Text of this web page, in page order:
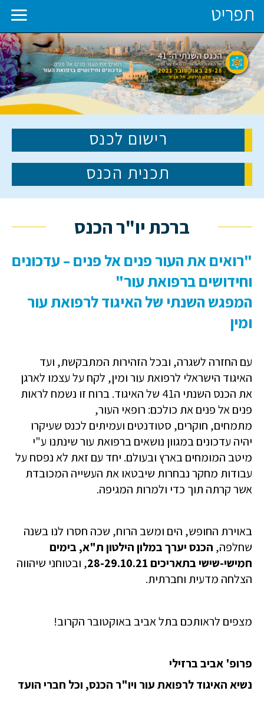
תפריט
השנתי
ומין
רישום לכנס
תכנית הכנס
ברכת יו"ר הכנס
"רואים את העור פנים אל פנים – עדכונים
וחידושים ברפואת עור"
המפגש השנתי של האיגוד לרפואת עור
ומין
עם החזרה לשגרה, ובכל הזהירות המתבקשת, ועד
האיגוד הישראלי לרפואת עור ומין, לקח על עצמו לארגן
את הכנס השנתי ה41 של האיגוד. ברוח זו נשמח לראות
פנים אל פנים את כולכם: רופאי העור,
מתמחים, חוקרים, סטודנטים ועמיתים לכנס שעיקרו
יהיה עדכונים במגוון נושאים ברפואת עור שינתנו ע"י
מיטב המומחים בארץ ובעולם. יחד עם זאת לא נפסח על
עבודות מחקר נבחרות שיבטאו את העשייה המכובדת
אשר קרתה תוך כדי ולמרות המגיפה.
באוירת החופש, הים ומשב הרוח, שכה חסרו לנו בשנה
שחלפה, הכנס יערך במלון הילטון ת"א, בימים
חמישי-שישי בתאריכים 28-29.10.21
, ובטוחני שיהווה
הצלחה מדעית וחברתית.
מצפים לראותכם בתל אביב באוקטובר הקרוב!
פרופ' אביב ברזילי
נשיא האיגוד לרפואת עור ויו"ר הכנס, וכל חברי הועד